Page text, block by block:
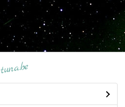
tuna.be